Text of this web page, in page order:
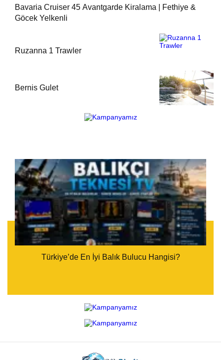
Bavaria Cruiser 45 Avantgarde Kiralama | Fethiye &
Göcek Yelkenli
Ruzanna 1 Trawler
Bernis Gulet
Türkiye’de En İyi Balık Bulucu Hangisi?